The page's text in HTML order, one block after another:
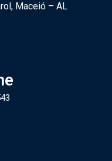
Maceió – AL